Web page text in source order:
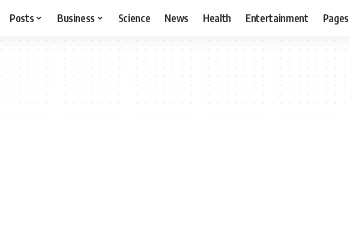
Posts Business Science News Health Entertainment Pages